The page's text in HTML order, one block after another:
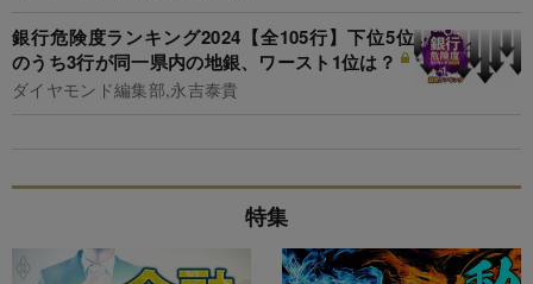
銀行危険度ランキング2024【全105行】下位5位
のうち3行が同一県内の地銀、ワースト1位は？
ダイヤモンド編集部,永吉泰貴
特集